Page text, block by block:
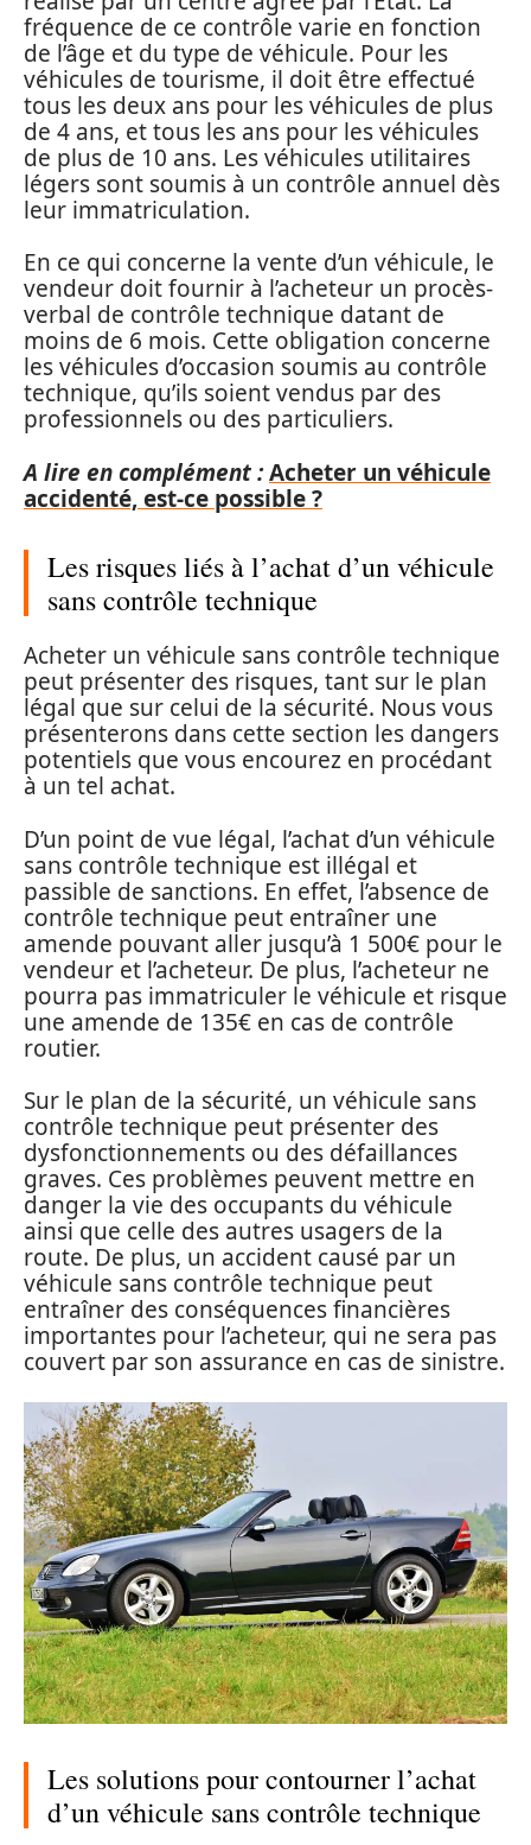
fréquence de ce contrôle varie en fonction
de l’âge et du type de véhicule. Pour les
véhicules de tourisme, il doit être effectué
tous les deux ans pour les véhicules de plus
de 4 ans, et tous les ans pour les véhicules
de plus de 10 ans. Les véhicules utilitaires
légers sont soumis à un contrôle annuel dès
leur immatriculation.
En ce qui concerne la vente d’un véhicule, le
vendeur doit fournir à l’acheteur un procès-
verbal de contrôle technique datant de
moins de 6 mois. Cette obligation concerne
les véhicules d’occasion soumis au contrôle
technique, qu’ils soient vendus par des
professionnels ou des particuliers.
A lire en complément :Acheter un véhicule
accidenté, est-ce possible ?
Les risques liés à l’achat d’un véhicule
sans contrôle technique
Acheter un véhicule sans contrôle technique
peut présenter des risques, tant sur le plan
légal que sur celui de la sécurité. Nous vous
présenterons dans cette section les dangers
potentiels que vous encourez en procédant
à un tel achat.
D’un point de vue légal, l’achat d’un véhicule
sans contrôle technique est illégal et
passible de sanctions. En effet, l’absence de
contrôle technique peut entraîner une
amende pouvant aller jusqu’à 1 500€ pour le
vendeur et l’acheteur. De plus, l’acheteur ne
pourra pas immatriculer le véhicule et risque
une amende de 135€ en cas de contrôle
routier.
Sur le plan de la sécurité, un véhicule sans
contrôle technique peut présenter des
dysfonctionnements ou des défaillances
graves. Ces problèmes peuvent mettre en
danger la vie des occupants du véhicule
ainsi que celle des autres usagers de la
route. De plus, un accident causé par un
véhicule sans contrôle technique peut
entraîner des conséquences financières
importantes pour l’acheteur, qui ne sera pas
couvert par son assurance en cas de sinistre.
Les solutions pour contourner l’achat
d’un véhicule sans contrôle technique